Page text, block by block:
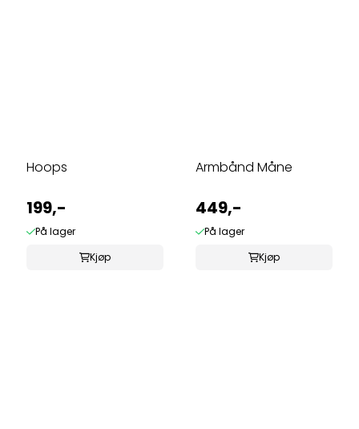
Hoops
199,-
På lager
Kjøp
Armbånd Måne
449,-
På lager
Kjøp